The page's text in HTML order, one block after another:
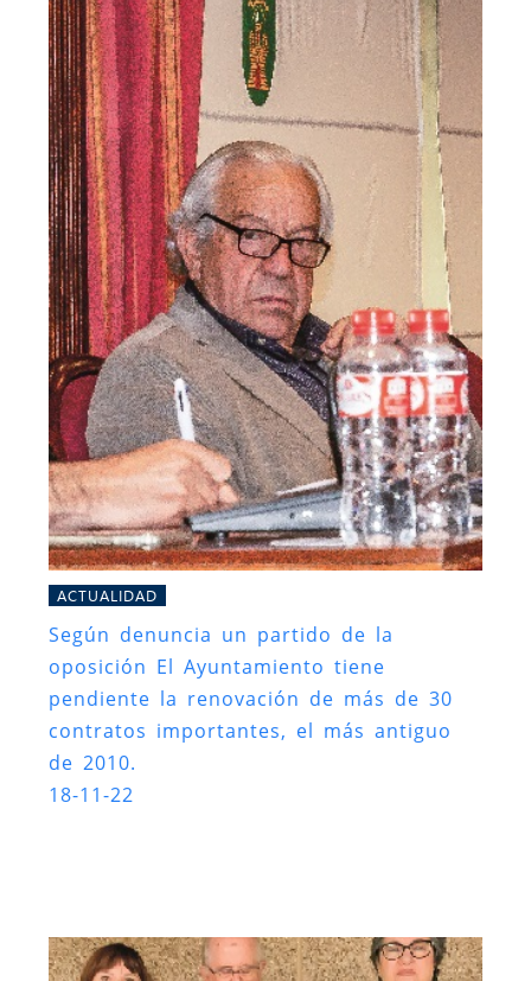
ACTUALIDAD
Según denuncia un partido de la
oposición El Ayuntamiento tiene
pendiente la renovación de más de 30
contratos importantes, el más antiguo
de 2010.
18-11-22